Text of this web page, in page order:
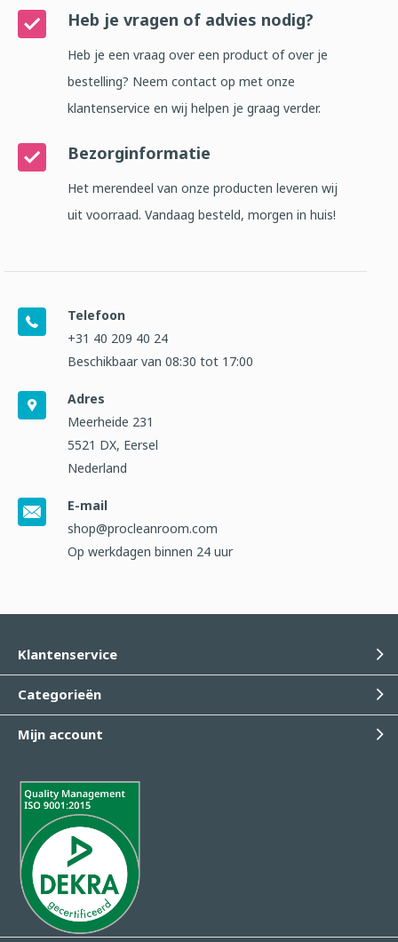
Heb je vragen of advies nodig?
Heb je een vraag over een product of over je
bestelling? Neem contact op met onze
klantenservice en wij helpen je graag verder.
Bezorginformatie
Het merendeel van onze producten leveren wij
uit voorraad. Vandaag besteld, morgen in huis!
Telefoon
+31 40 209 40 24
Beschikbaar van 08:30 tot 17:00
Adres
Meerheide 231
5521 DX, Eersel
Nederland
E-mail
shop@procleanroom.com
Op werkdagen binnen 24 uur
Klantenservice
Categorieën
Mijn account